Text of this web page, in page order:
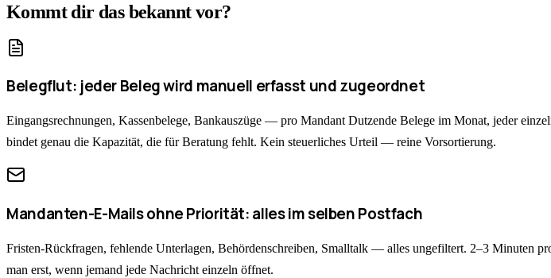
Kommt dir das bekannt vor?
Belegflut: jeder Beleg wird manuell erfasst und zugeordnet
Eingangsrechnungen, Kassenbelege, Bankauszüge — pro Mandant Dutzende Belege im Monat, jeder
bindet genau die Kapazität, die für Beratung fehlt. Kein steuerliches Urteil — reine Vorsortierung.
Mandanten-E-Mails ohne Priorität: alles im selben Postfach
Fristen-Rückfragen, fehlende Unterlagen, Behördenschreiben, Smalltalk — alles ungefiltert. 2–3 Minuten
man erst, wenn jemand jede Nachricht einzeln öffnet.